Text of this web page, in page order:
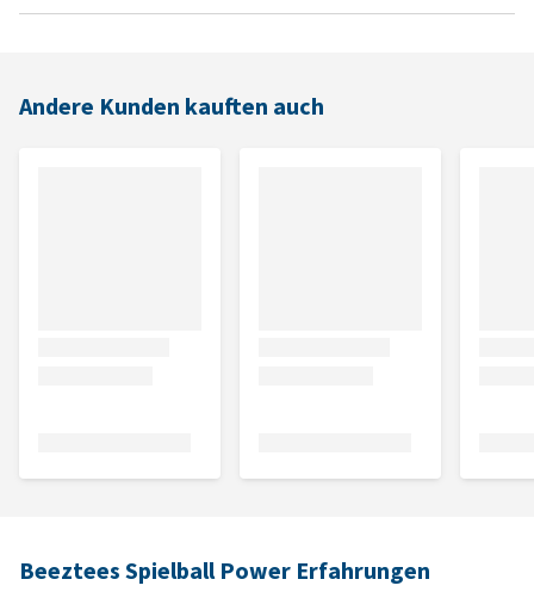
Andere Kunden kauften auch
Beeztees Spielball Power Erfahrungen